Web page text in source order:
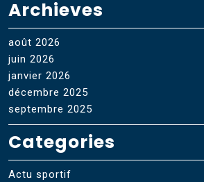
Archieves
août 2026
juin 2026
janvier 2026
décembre 2025
septembre 2025
Categories
Actu sportif